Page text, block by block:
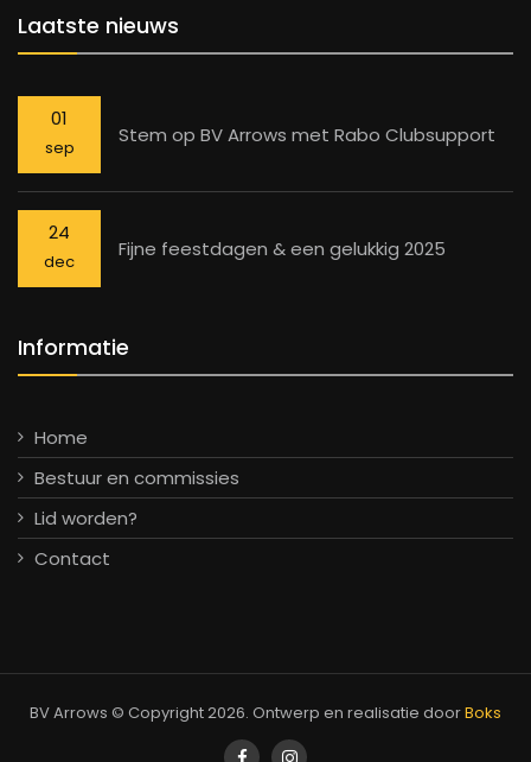
Laatste nieuws
01
sep
Stem op BV Arrows met Rabo Clubsupport
24
dec
Fijne feestdagen & een gelukkig 2025
Informatie
Home
Bestuur en commissies
Lid worden?
Contact
BV Arrows © Copyright2026. Ontwerp en realisatie doorBoks